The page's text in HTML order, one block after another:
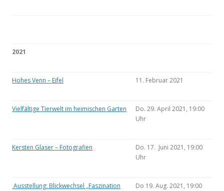
2021
Hohes Venn – Eifel 11. Februar 2021
Vielfältige Tierwelt im heimischen Garten
Do. 29. April 2021, 19:00
Uhr
Kersten Glaser – Fotografien
Do. 17. Juni 2021, 19:00
Uhr
Ausstellung: Blickwechsel „Faszination
Do 19. Aug. 2021, 19:00